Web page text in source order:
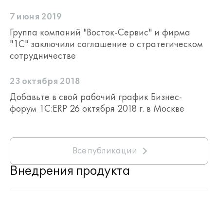
справочной информации на крупных и
средних предприятиях различных
отраслей. Конфигурация может быть
востребована компаниями, как
имеющими, так и не имеющими
территориально-распределенных
подразделений.
Подробнее: https://solutions.1c.ru/catalog/
(Enterprise Service Bus, ESB),
обеспечивающий обмен данными между
различными информационными
системами, работающими как
на платформе «1С:Предприятие», так
7 июня 2019
Группа компаний "Восток-Сервис" и фирма
"1С" заключили соглашение о стратегическом
сотрудничестве
23 октября 2018
Добавьте в свой рабочий график Бизнес-
форум 1С:ERP 26 октября 2018 г. в Москве
Все публикации
Внедрения продукта